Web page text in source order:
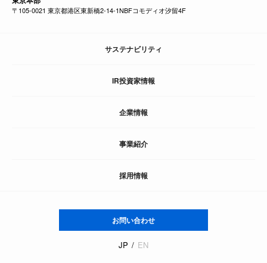
〒105-0021 東京都港区東新橋2-14-1NBFコモディオ汐留4F
サステナビリティ
IR投資家情報
企業情報
事業紹介
採用情報
お問い合わせ
JP EN